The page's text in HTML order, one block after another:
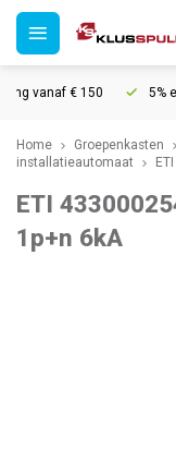
vanaf € 150 5%
Home Groepenkasten
installatieautomaat
ETI
1p+n 6kA